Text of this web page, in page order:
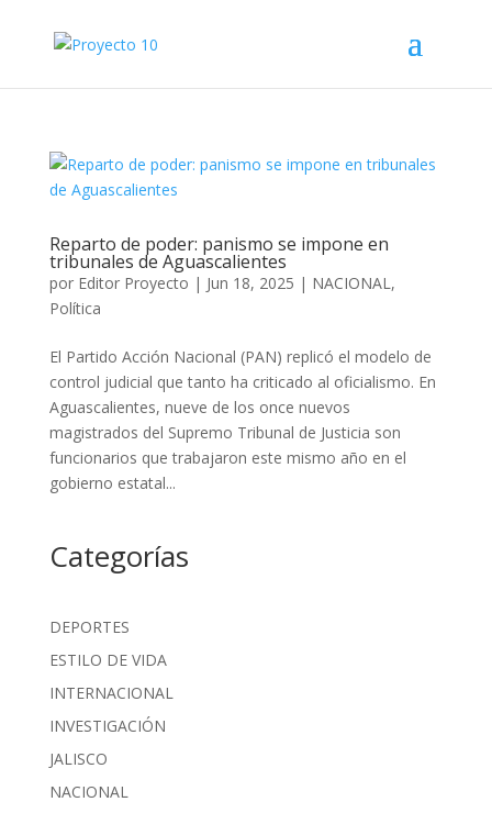
Reparto de poder: panismo se impone en
tribunales de Aguascalientes
por Editor Proyecto | Jun 18, 2025 | NACIONAL,
Política
El Partido Acción Nacional (PAN) replicó el modelo de
control judicial que tanto ha criticado al oficialismo. En
Aguascalientes, nueve de los once nuevos
magistrados del Supremo Tribunal de Justicia son
funcionarios que trabajaron este mismo año en el
gobierno estatal...
Categorías
DEPORTES
ESTILO DE VIDA
INTERNACIONAL
INVESTIGACIÓN
JALISCO
NACIONAL